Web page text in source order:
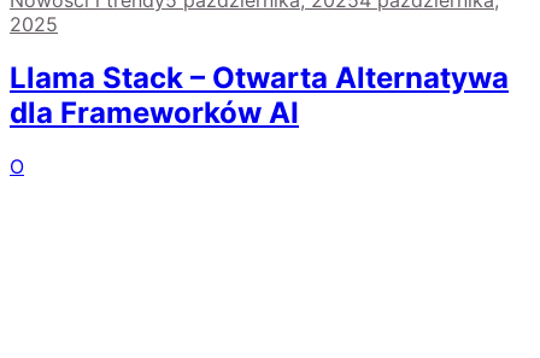
2025
Llama Stack – Otwarta Alternatywa
dla Frameworków AI
O